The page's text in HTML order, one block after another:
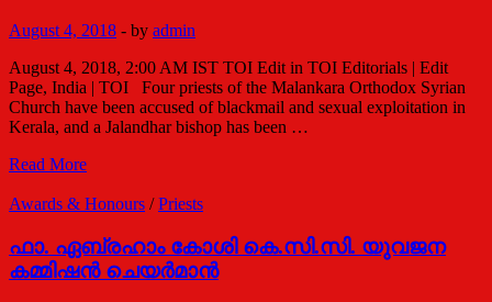
August 4, 2018 - by admin
August 4, 2018, 2:00 AM IST TOI Edit in TOI Editorials | Edit
Page, India | TOI Four priests of the Malankara Orthodox Syrian
Church have been accused of blackmail and sexual exploitation in
Kerala, and a Jalandhar bishop has been …
Fess
you’re
NCW
attempt
to
Read More
Awards & Honours /Priests
ഫാ. ഏബ്രഹാം കോശി കെ.സി.സി. യുവജന
കമ്മിഷൻ ചെയർമാന്‍